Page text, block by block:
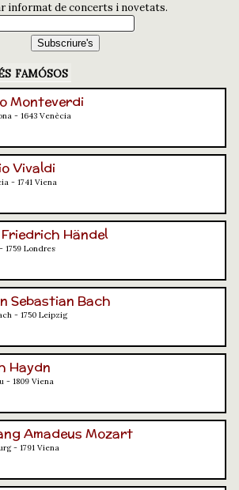
informat de concerts i novetats.
famósos
Monteverdi
- 1643 Venècia
Vivaldi
- 1741 Viena
Händel
1759 Londres
Sebastian Bach
- 1750 Leipzig
Haydn
- 1809 Viena
Amadeus Mozart
- 1791 Viena